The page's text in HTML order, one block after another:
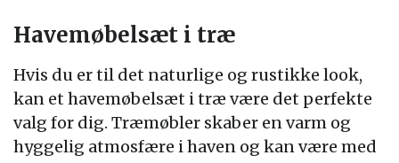
Havemøbelsæt i træ
Hvis du er til det naturlige og rustikke look,
kan et havemøbelsæt i træ være det perfekte
valg for dig. Træmøbler skaber en varm og
hyggelig atmosfære i haven og kan være med